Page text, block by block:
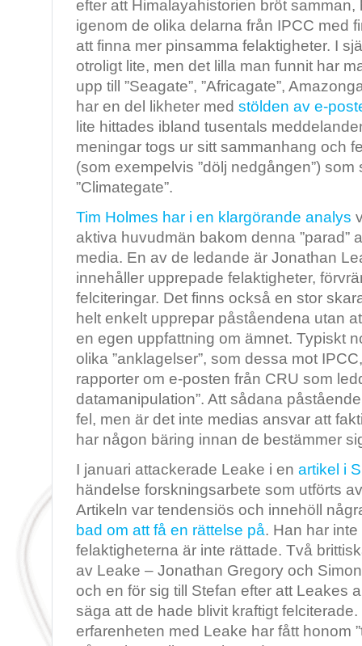
efter att Himalayahistorien bröt samman,
igenom de olika delarna från IPCC med
att finna mer pinsamma felaktigheter. I
otroligt lite, men det lilla man funnit har
upp till ”Seagate”, ”Africagate”,
har en del likheter med stölden av e-
lite hittades ibland tusentals
meningar togs ur sitt sammanhang och
(som exempelvis ”dölj nedgången”)
”Climategate”.
Tim Holmes har i en klargörande analys
aktiva huvudmän bakom denna ”parad”
media. En av de ledande är Jonathan
innehåller upprepade felaktigheter,
felciteringar. Det finns också en stor
helt enkelt upprepar påståendena utan
en egen uppfattning om ämnet. Typiskt
olika ”anklagelser”, som dessa mot
rapporter om e-posten från CRU som
datamanipulation”. Att sådana
fel, men är det inte medias ansvar att
har någon bäring innan de bestämmer
I januari attackerade Leake i en artikel i
händelse forskningsarbete som utförts
Artikeln var tendensiös och innehöll
bad om att få en rättelse på. Han har
felaktigheterna är inte rättade. Två
av Leake – Jonathan Gregory och
och en för sig till Stefan efter att Leakes
säga att de hade blivit kraftigt
erfarenheten med Leake har fått honom